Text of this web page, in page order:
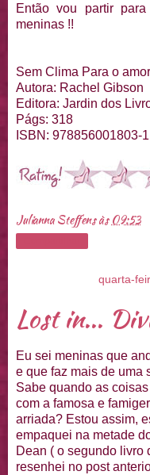
Então vou partir
meninas !!
Sem Clima Para o amor
Autora: Rachel Gibson
Editora: Jardin dos
Págs: 318
ISBN: 978856001803-1
Julianna Steffensàs09:53
quarta-
Lost in...
Eu sei meninas que
e que faz mais de uma
Sabe quando as
com a famosa e
arriada? Estou assim,
empaquei na metade
Dean ( o segundo livro
resenhei no post